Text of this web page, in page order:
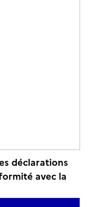
déclarations
avec la